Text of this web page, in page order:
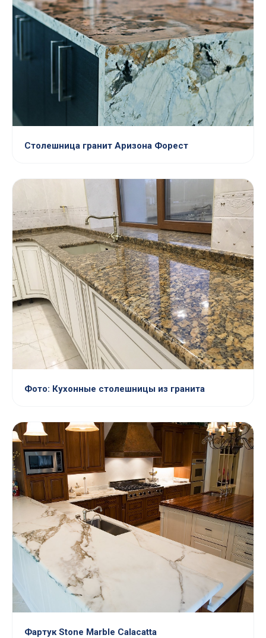
Столешница гранит Аризона Форест
Фото: Кухонные столешницы из гранита
Фартук Stone Marble Calacatta